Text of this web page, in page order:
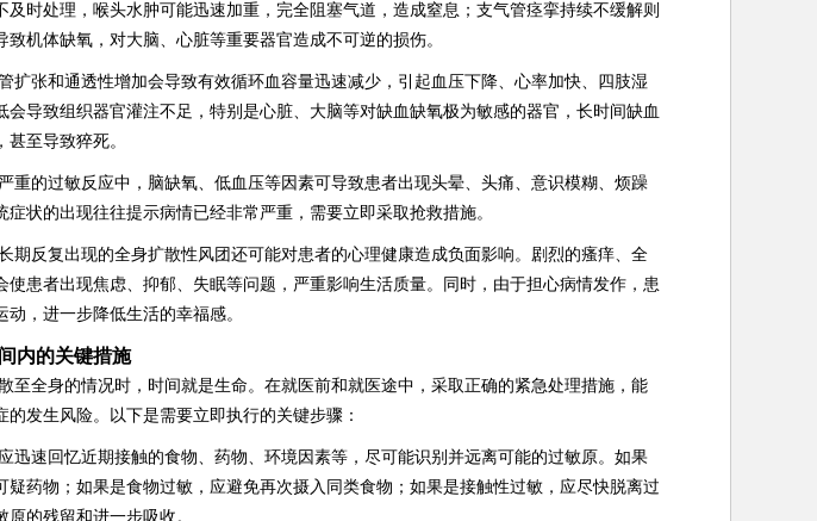
时处理，喉头水肿可能迅速加重，完全阻塞气道，造成窒息；支气管痉挛持续不缓解则
机体缺氧，对大脑、心脏等重要器官造成不可逆的损伤。
扩张和通透性增加会导致有效循环血容量迅速减少，引起血压下降、心率加快、四肢湿
导致组织器官灌注不足，特别是心脏、大脑等对缺血缺氧极为敏感的器官，长时间缺血
至导致猝死。
重的过敏反应中，脑缺氧、低血压等因素可导致患者出现头晕、头痛、意识模糊、烦躁
状的出现往往提示病情已经非常严重，需要立即采取抢救措施。
期反复出现的全身扩散性风团还可能对患者的心理健康造成负面影响。剧烈的瘙痒、全
患者出现焦虑、抑郁、失眠等问题，严重影响生活质量。同时，由于担心病情发作，患
，进一步降低生活的幸福感。
内的关键措施
至全身的情况时，时间就是生命。在就医前和就医途中，采取正确的紧急处理措施，能
发生风险。以下是需要立即执行的关键步骤：
迅速回忆近期接触的食物、药物、环境因素等，尽可能识别并远离可能的过敏原。如果
药物；如果是食物过敏，应避免再次摄入同类食物；如果是接触性过敏，应尽快脱离过
的残留和进一步吸收。